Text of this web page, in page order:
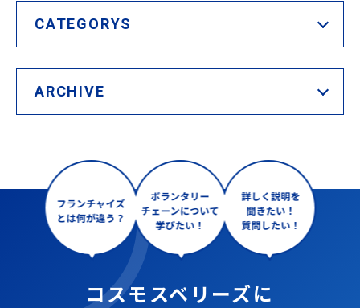
CATEGORYS
ARCHIVE
コスモスベリーズに